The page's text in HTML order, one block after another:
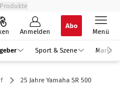
Produkte
Anmelden
Abo
Menü
Sport & Szene Markt
25 Jahre Yamaha SR 500